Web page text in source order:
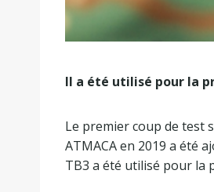
Il a été utilisé pour la
Le premier coup de test
ATMACA en 2019 a été
TB3 a été utilisé pour la